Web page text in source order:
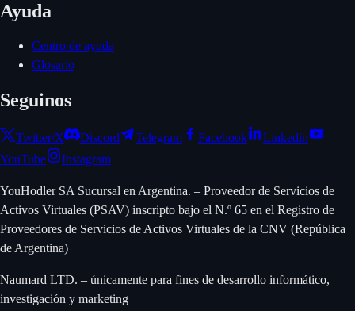
Ayuda
Centro de ayuda
Glosario
Seguinos
Twitter/X Discord Telegram Facebook
Linkedin
YouTube
Instagram
YouHodler SA Sucursal en Argentina. – Proveedor de Servicios de
Activos Virtuales (PSAV) inscripto bajo el N.º 65 en el Registro de
Proveedores de Servicios de Activos Virtuales de la CNV (República
de Argentina)
Naumard LTD. – únicamente para fines de desarrollo informático,
investigación y marketing